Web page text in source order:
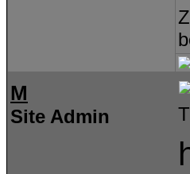
M
Site Admin